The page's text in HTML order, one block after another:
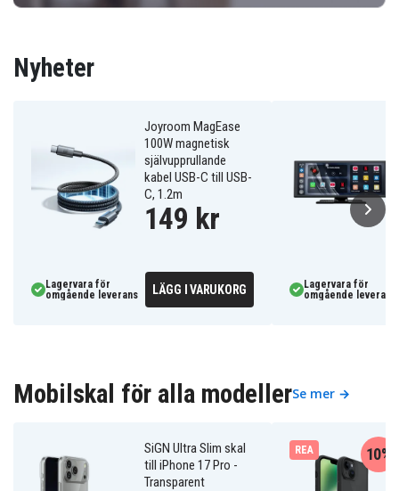
Nyheter
Joyroom MagEase
100W magnetisk
självupprullande
kabel USB-C till USB-
C, 1.2m
149 kr
Lagervara för
omgående leverans
LÄGG I VARUKORG
Lagervara för
omgående leverans
Mobilskal för alla modellerSe mer →
SiGN Ultra Slim skal
till iPhone 17 Pro -
Transparent
REA 10%